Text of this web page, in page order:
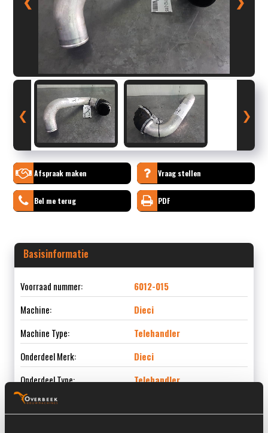
❮ ❯
Afspraak maken Vraag stellen
Bel me terug PDF
Basisinformatie
Voorraad nummer:
6012-015
Machine:
Dieci
Machine Type:
Telehandler
Onderdeel Merk:
Dieci
Onderdeel Type:
Telehandler